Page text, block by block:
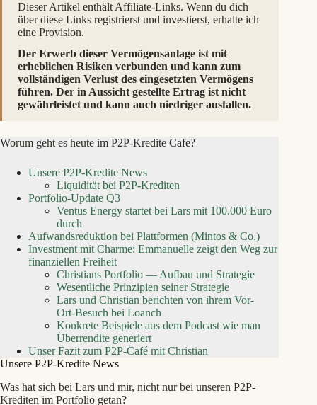
Dieser Artikel enthält Affiliate-Links. Wenn du dich
über diese Links registrierst und investierst, erhalte ich
eine Provision.
Der Erwerb dieser Vermögensanlage ist mit
erheblichen Risiken verbunden und kann zum
vollständigen Verlust des eingesetzten Vermögens
führen. Der in Aussicht gestellte Ertrag ist nicht
gewährleistet und kann auch niedriger ausfallen.
Worum geht es heute im P2P-Kredite Cafe?
Unsere P2P-Kredite News
Liquidität bei P2P‑Krediten
Portfolio‑Update Q3
Ventus Energy startet bei Lars mit 100.000 Euro
durch
Aufwandsreduktion bei Plattformen (Mintos & Co.)
Investment mit Charme: Emmanuelle zeigt den Weg zur
finanziellen Freiheit
Christians Portfolio — Aufbau und Strategie
Wesentliche Prinzipien seiner Strategie
Lars und Christian berichten von ihrem Vor-
Ort‑Besuch bei Loanch
Konkrete Beispiele aus dem Podcast wie man
Überrendite generiert
Unser Fazit zum P2P‑Café mit Christian
Unsere P2P-Kredite News
Was hat sich bei Lars und mir, nicht nur bei unseren P2P-
Krediten im Portfolio getan?